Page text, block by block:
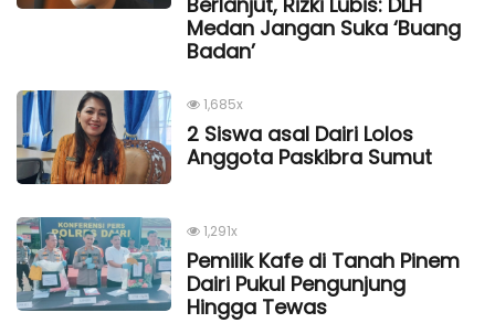
Medan Jangan Suka ‘Buang
Badan’
1,685x
2 Siswa asal Dairi Lolos
Anggota Paskibra Sumut
1,291x
Pemilik Kafe di Tanah Pinem
Dairi Pukul Pengunjung
Hingga Tewas